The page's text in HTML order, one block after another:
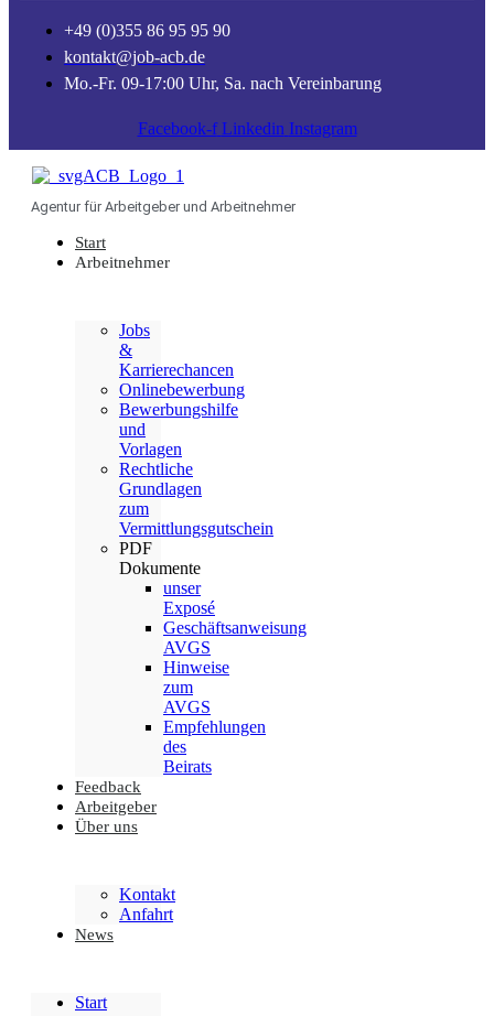
+49 (0)355 86 95 95 90
kontakt@job-acb.de
Mo.-Fr. 09-17:00 Uhr, Sa. nach Vereinbarung
Facebook-f Linkedin Instagram
Agentur für Arbeitgeber und Arbeitnehmer
Start
Arbeitnehmer
Jobs
&
Karrierechancen
Onlinebewerbung
Bewerbungshilfe
und
Vorlagen
Rechtliche
Grundlagen
zum
Vermittlungsgutschein
PDF
Dokumente
unser
Exposé
Geschäftsanweisung
AVGS
Hinweise
zum
AVGS
Empfehlungen
des
Beirats
Feedback
Arbeitgeber
Über uns
Kontakt
Anfahrt
News
Start